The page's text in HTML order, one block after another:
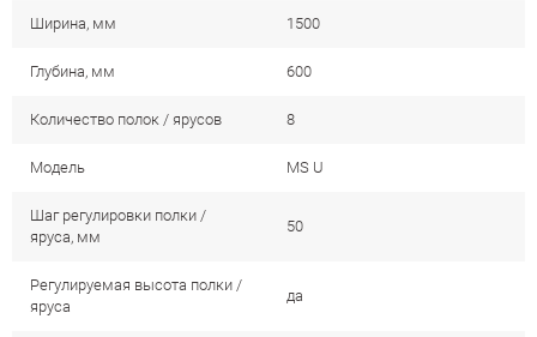
Ширина, мм 1500
Глубина, мм 600
Количество полок / ярусов 8
Модель MS U
Шаг регулировки полки /
яруса, мм
50
Регулируемая высота полки /
яруса
да